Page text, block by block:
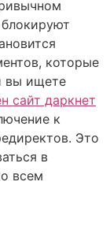
которые
вы ищете
сайт даркнет
к
Это
в
всем